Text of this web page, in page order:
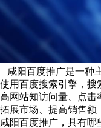
咸阳百度推广是一种
使用百度搜索引擎，搜
高网站知访问量、点击
拓展市场、提高销售额
咸阳百度推广，具有